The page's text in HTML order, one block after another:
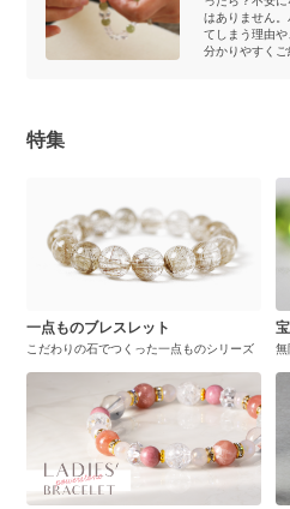
はありません
てしまう理由や
分かりやすくご
特集
一点ものブレスレット
こだわりの石でつくった一点ものシリーズ 無